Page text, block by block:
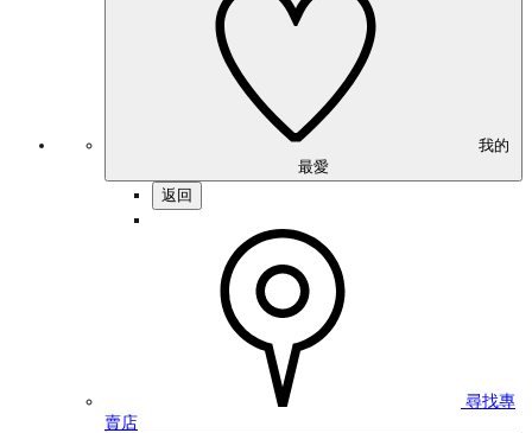
最愛
返回
尋找專
賣店